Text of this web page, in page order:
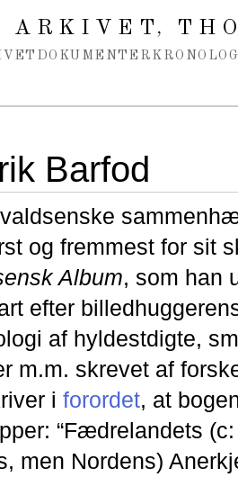
ARKIVET,
DOKUMENTER
Barfod
og fremmest for sit
Album, som han
efter
af hyldestdigte,
m.m. skrevet af
i forordet, at
“Fædrelandets
men Nordens)